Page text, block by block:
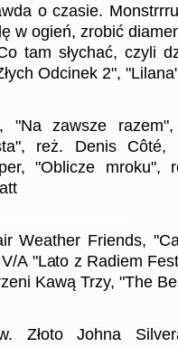
o czasie.
w ogień, zrobić
tam słychać, czyli
Odcinek 2",
"Na zawsze
reż. Denis Côté,
"Oblicze mroku",
Weather Friends,
A "Lato z Radiem
Kawą Trzy, "The
Złoto Johna